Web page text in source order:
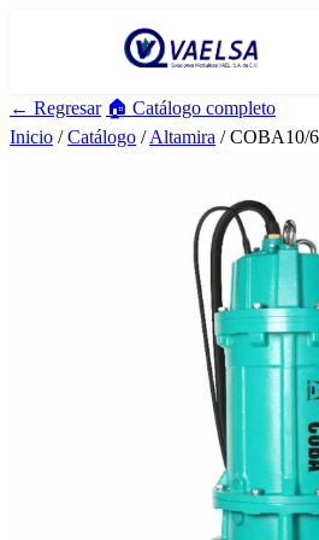
← Regresar 🏠 Catálogo completo
Inicio /Catálogo /Altamira / COBA10/